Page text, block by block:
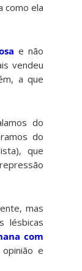
como ela
e não
vendeu
a que
do
do
que
mas
lésbicas
com
e